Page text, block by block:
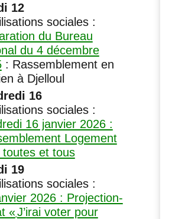
12
sociales :
du Bureau
du 4 décembre
: Rassemblement en
à Djelloul
16
sociales :
16 janvier 2026 :
Logement
toutes et tous
19
sociales :
2026 : Projection-
«J’irai voter pour